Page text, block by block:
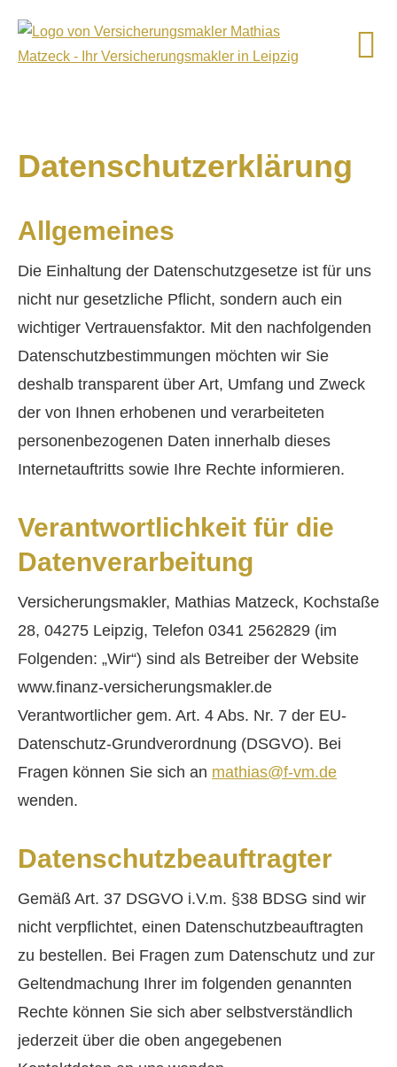
Datenschutzerklärung
Allgemeines
Die Einhaltung der Datenschutzgesetze ist für uns
nicht nur gesetzliche Pflicht, sondern auch ein
wichtiger Vertrauensfaktor. Mit den nachfolgenden
Datenschutzbestimmungen möchten wir Sie
deshalb transparent über Art, Umfang und Zweck
der von Ihnen erhobenen und verarbeiteten
personenbezogenen Daten innerhalb dieses
Internetauftritts sowie Ihre Rechte informieren.
Verantwortlichkeit für die
Datenverarbeitung
Ver­sicherungs­makler, Mathias Matzeck, Kochstaße
28, 04275 Leipzig, Telefon 0341 2562829 (im
Folgenden: „Wir“) sind als Betreiber der Website
www.finanz-versicherungsmakler.de
Verantwortlicher gem. Art. 4 Abs. Nr. 7 der EU-
Datenschutz-Grundverordnung (DSGVO). Bei
Fragen können Sie sich an mathias@f-vm.de
wenden.
Datenschutzbeauftragter
Gemäß Art. 37 DSGVO i.V.m. §38 BDSG sind wir
nicht verpflichtet, einen Datenschutzbeauftragten
zu bestellen. Bei Fragen zum Datenschutz und zur
Geltendmachung Ihrer im folgenden genannten
Rechte können Sie sich aber selbstverständlich
jederzeit über die oben angegebenen